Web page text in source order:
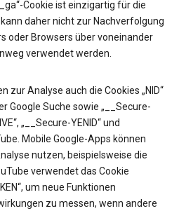
Cookie ist einzigartig für die
daher nicht zur Nachverfolgung
oder Browsers über voneinander
verwendet werden.
zur Analyse auch die Cookies „NID“
Google Suche sowie „__Secure-
„__Secure-YENID“ und
Mobile Google-Apps können
nutzen, beispielsweise die
verwendet das Cookie
um neue Funktionen
zu messen, wenn andere